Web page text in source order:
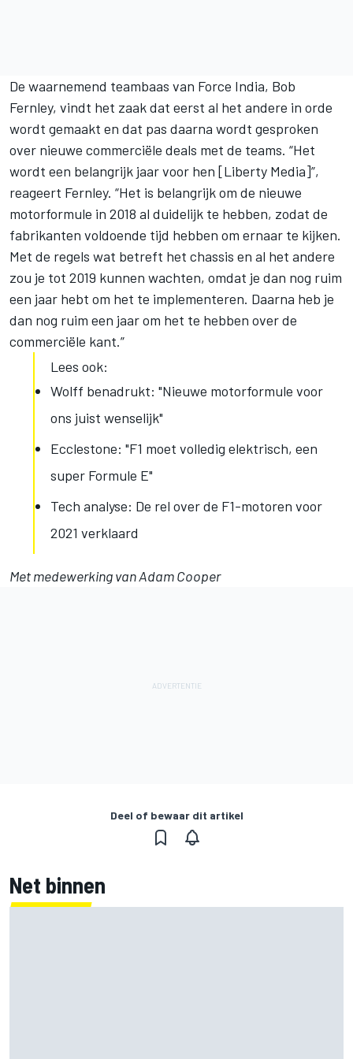
De waarnemend teambaas van Force India, Bob
Fernley, vindt het zaak dat eerst al het andere in orde
wordt gemaakt en dat pas daarna wordt gesproken
over nieuwe commerciële deals met de teams. “Het
wordt een belangrijk jaar voor hen [Liberty Media]”,
reageert Fernley. “Het is belangrijk om de nieuwe
motorformule in 2018 al duidelijk te hebben, zodat de
fabrikanten voldoende tijd hebben om ernaar te kijken.
Met de regels wat betreft het chassis en al het andere
zou je tot 2019 kunnen wachten, omdat je dan nog ruim
een jaar hebt om het te implementeren. Daarna heb je
dan nog ruim een jaar om het te hebben over de
commerciële kant.”
Lees ook:
Wolff benadrukt: "Nieuwe motorformule voor
ons juist wenselijk"
Ecclestone: "F1 moet volledig elektrisch, een
super Formule E"
Tech analyse: De rel over de F1-motoren voor
2021 verklaard
Met medewerking van Adam Cooper
Deel of bewaar dit artikel
Net binnen